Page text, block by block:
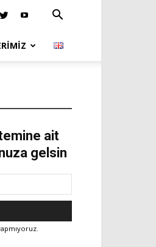
ait
gelsin